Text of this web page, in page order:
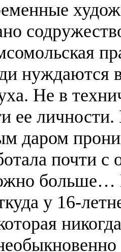
нуждаются в
Не в
ее
даром
почти с
больше…
у 16-